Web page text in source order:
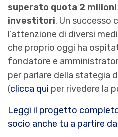
superato quota 2
investitori. Un successo
l’attenzione di diversi
che proprio oggi ha
fondatore e
per parlare della stategia
(clicca qui per rivedere la
Leggi il progetto
socio anche tu a partire